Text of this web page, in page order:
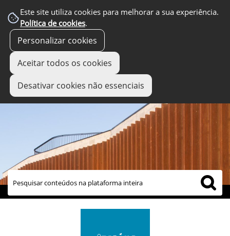
Este site utiliza cookies para melhorar a sua experiência.
Política de cookies.
Personalizar cookies
Aceitar todos os cookies
Desativar cookies não essenciais
links úteis